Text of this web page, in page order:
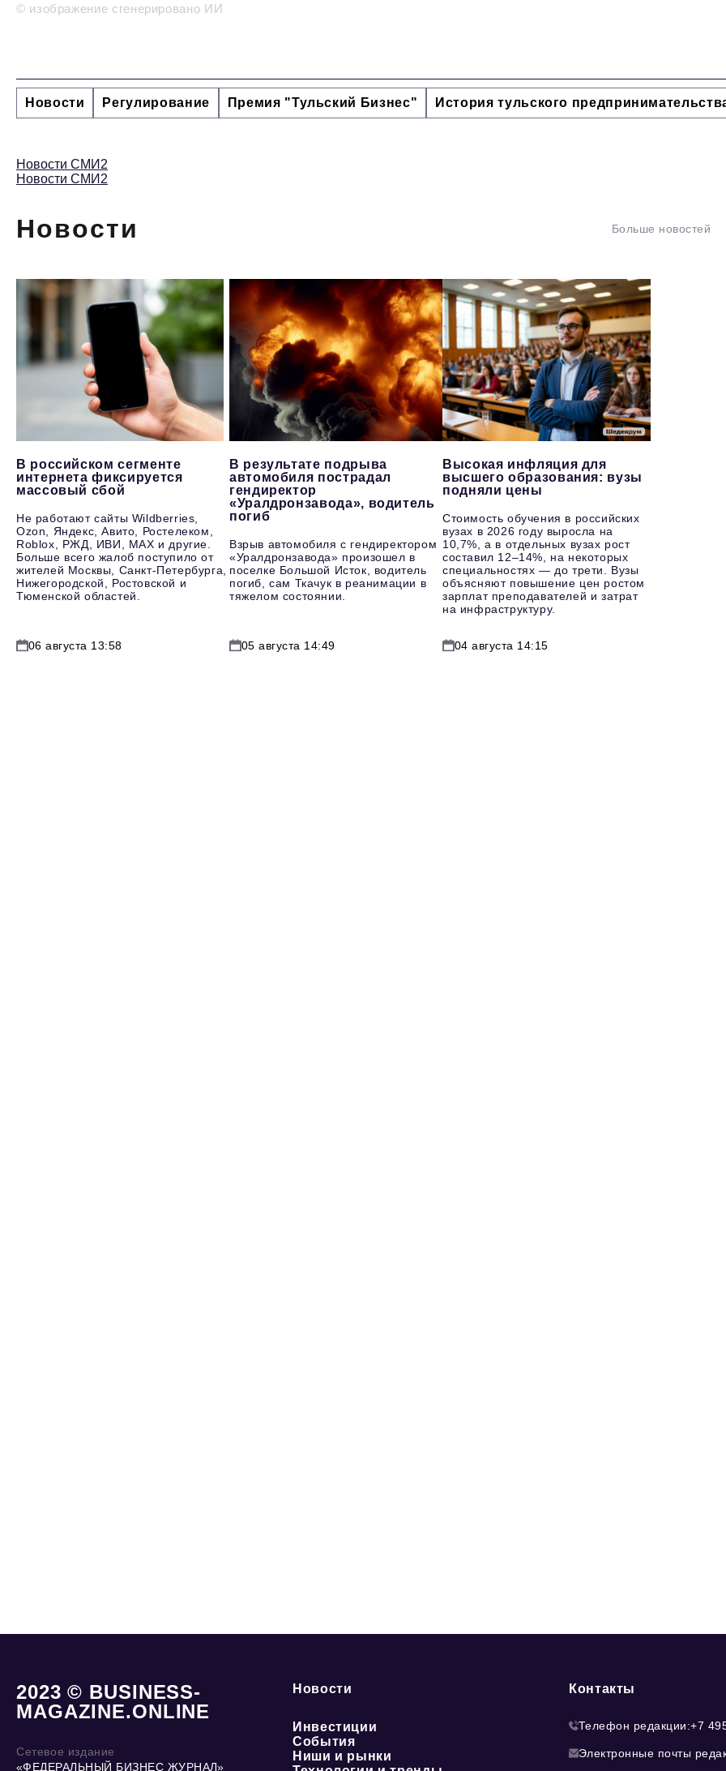
© изображение сгенерировано ИИ
Новости Регулирование Премия "Тульский Бизнес" История тульского
Новости СМИ2
Новости СМИ2
Новости Больше новостей
В российском сегменте
интернета фиксируется
массовый сбой
Не работают сайты Wildberries,
Ozon, Яндекс, Авито, Ростелеком,
Roblox, РЖД, ИВИ, MAX и другие.
Больше всего жалоб поступило от
жителей Москвы, Санкт-Петербурга,
Нижегородской, Ростовской и
Тюменской областей.
06 августа 13:58
В результате подрыва
автомобиля пострадал
гендиректор
«Уралдронзавода», водитель
погиб
Взрыв автомобиля с гендиректором
«Уралдронзавода» произошел в
поселке Большой Исток, водитель
погиб, сам Ткачук в реанимации в
тяжелом состоянии.
05 августа 14:49
Высокая инфляция для
высшего образования: вузы
подняли цены
Стоимость обучения в российских
вузах в 2026 году выросла на
10,7%, а в отдельных вузах рост
составил 12–14%, на некоторых
специальностях — до трети. Вузы
объясняют повышение цен ростом
зарплат преподавателей и затрат
на инфраструктуру.
04 августа 14:15
2023 © BUSINESS-
MAGAZINE.ONLINE
Сетевое издание
«ФЕДЕРАЛЬНЫЙ БИЗНЕС ЖУРНАЛ»
Новости
Инвестиции
События
Ниши и рынки
Контакты
Телефон редакции:+7
Электронные почты